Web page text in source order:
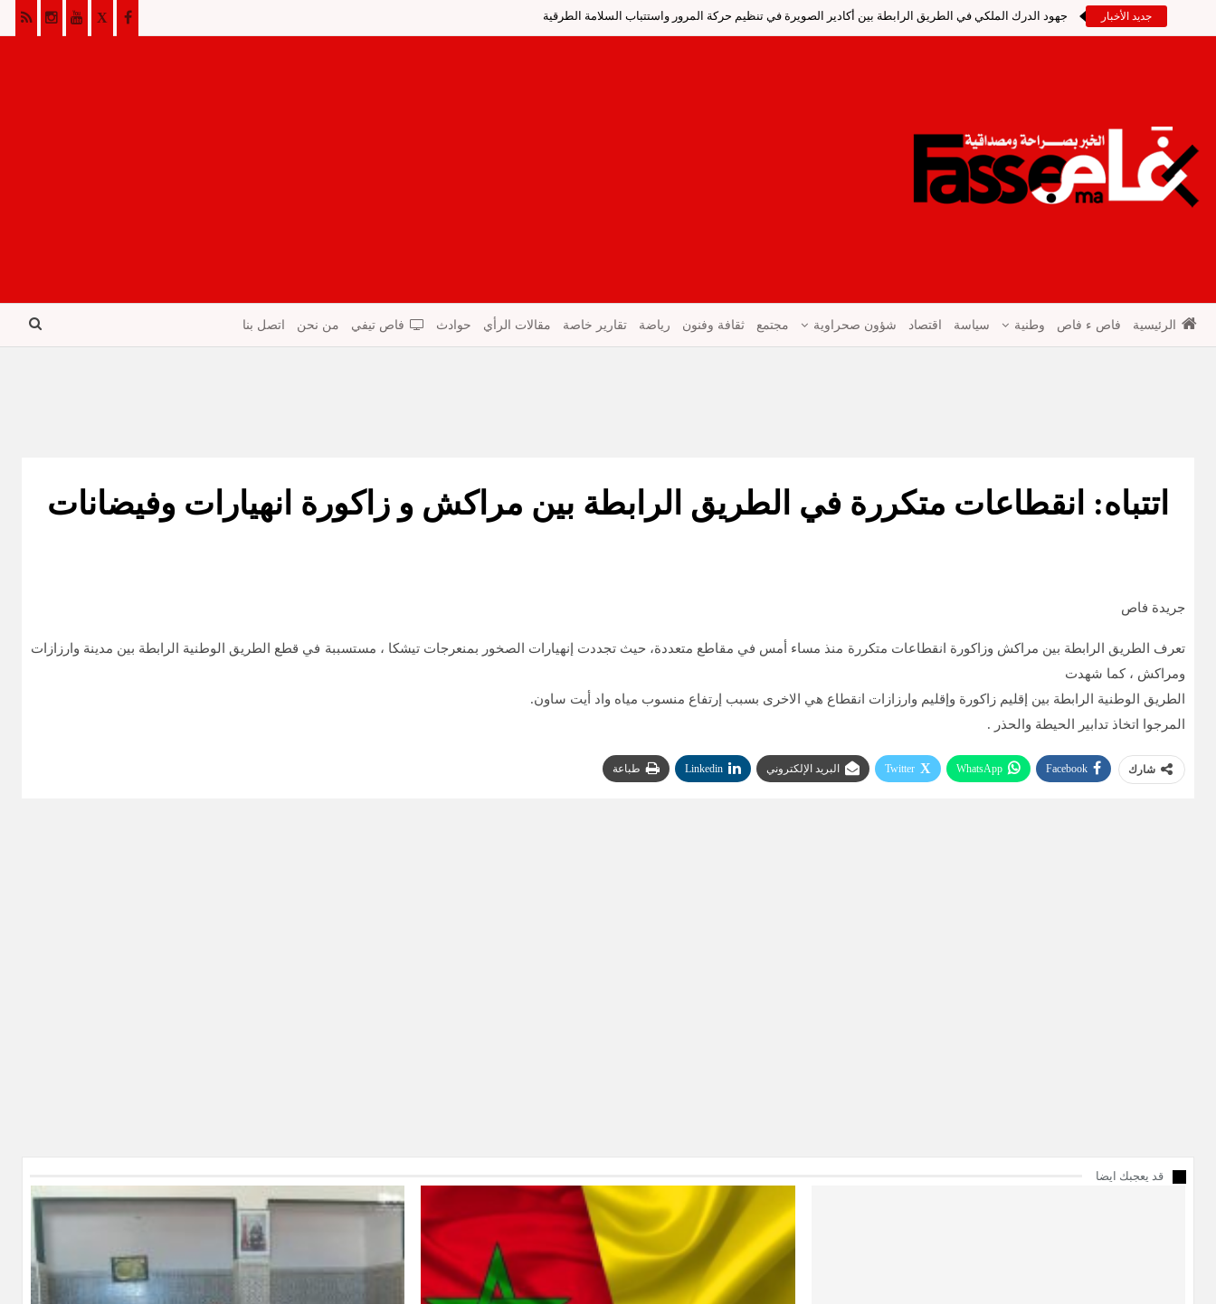
جديد الأخبار جهود الدرك الملكي في الطريق الرابطة بين أكادير الصويرة في تنظيم حركة المرور واستتباب السلامة الطرقية
الرئيسية فاص ء فاص وطنية سياسة اقتصاد شؤون صحراوية مجتمع ثقافة وفنون رياضة تقارير خاصة مقالات الرأي حوادث فاص تيفي من نحن اتصل بنا
اتتباه: انقطاعات متكررة في الطريق الرابطة بين مراكش و زاكورة انهيارات وفيضانات
جريدة فاص
تعرف الطريق الرابطة بين مراكش وزاكورة انقطاعات متكررة منذ مساء أمس في مقاطع متعددة، حيث تجددت إنهيارات الصخور بمنعرجات تيشكا ، مستسببة في قطع الطريق الوطنية الرابطة بين مدينة وارزازات
ومراكش ، كما شهدت
الطريق الوطنية الرابطة بين إقليم زاكورة وإقليم وارزازات انقطاع هي الاخرى بسبب إرتفاع منسوب مياه واد أيت ساون.
المرجوا اتخاذ تدابير الحيطة والحذر .
شارك Facebook
WhatsApp
Twitter البريد الإلكتروني Linkedin طباعة
قد يعجبك ايضا